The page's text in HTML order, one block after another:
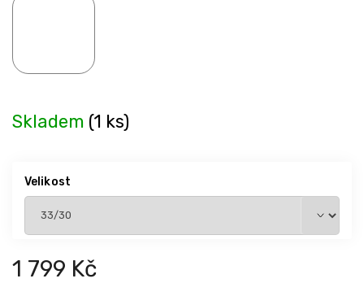
1 799 Kč
Skladem (1 ks)
Velikost